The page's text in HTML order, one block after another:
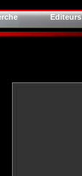
Editeurs